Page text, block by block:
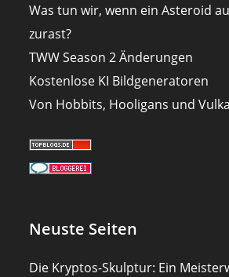
Was tun wir, wenn ein Asteroid
zurast?
TWW Season 2 Änderungen
Kostenlose KI Bildgeneratoren
Von Hobbits, Hooligans und
Neuste Seiten
Die Kryptos-Skulptur: Ein